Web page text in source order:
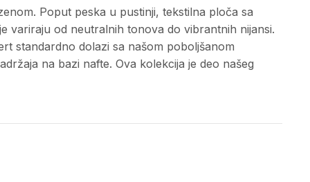
Poput peska u pustinji, tekstilna ploča sa
variraju od neutralnih tonova do vibrantnih nijansi.
standardno dolazi sa našom poboljšanom
na bazi nafte. Ova kolekcija je deo našeg